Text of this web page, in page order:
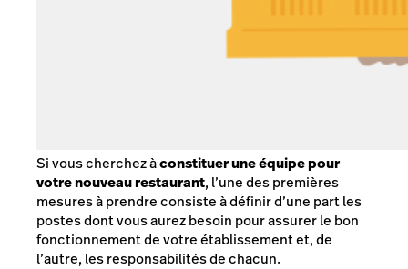
Si vous cherchez àconstituer une équipe pour
votre nouveau restaurant, l’une des premières
mesures à prendre consiste à définir d’une part les
postes dont vous aurez besoin pour assurer le bon
fonctionnement de votre établissement et, de
l’autre, les responsabilités de chacun.